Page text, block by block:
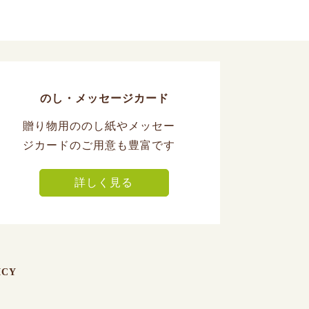
のし・メッセージカード
贈り物用ののし紙やメッセー
ジカードのご用意も豊富です
詳しく見る